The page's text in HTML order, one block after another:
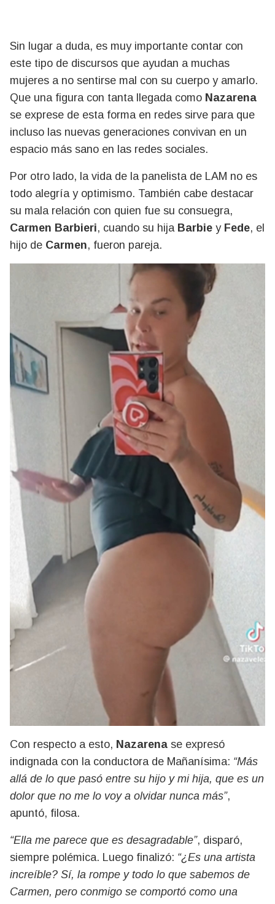
Sin lugar a duda, es muy importante contar con
este tipo de discursos que ayudan a muchas
mujeres a no sentirse mal con su cuerpo y amarlo.
Que una figura con tanta llegada como Nazarena
se exprese de esta forma en redes sirve para que
incluso las nuevas generaciones convivan en un
espacio más sano en las redes sociales.
Por otro lado, la vida de la panelista de LAM no es
todo alegría y optimismo. También cabe destacar
su mala relación con quien fue su consuegra,
Carmen Barbieri, cuando su hija Barbie y Fede, el
hijo de Carmen, fueron pareja.
Con respecto a esto, Nazarena se expresó
indignada con la conductora de Mañanísima: “Más
allá de lo que pasó entre su hijo y mi hija, que es un
dolor que no me lo voy a olvidar nunca más”,
apuntó, filosa.
“Ella me parece que es desagradable”, disparó,
siempre polémica. Luego finalizó: “¿Es una artista
increíble? Sí, la rompe y todo lo que sabemos de
Carmen, pero conmigo se comportó como una